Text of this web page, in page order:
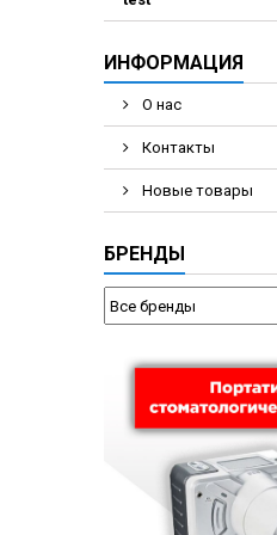
ИНФОРМАЦИЯ
О нас
Контакты
Новые товары
БРЕНДЫ